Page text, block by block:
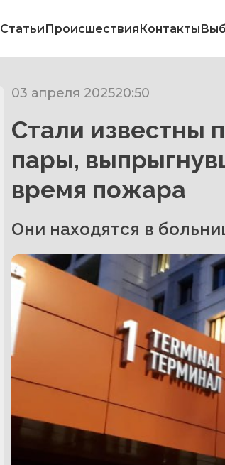
СтатьиПроисшествияКонтакты
03 апреля 202520:50
Стали известны
пары,
время пожара
Они находятся в